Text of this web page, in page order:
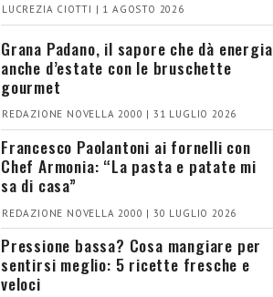
LUCREZIA CIOTTI | 1 AGOSTO 2026
Grana Padano, il sapore che dà energia
anche d’estate con le bruschette
gourmet
REDAZIONE NOVELLA 2000 | 31 LUGLIO 2026
Francesco Paolantoni ai fornelli con
Chef Armonia: “La pasta e patate mi
sa di casa”
REDAZIONE NOVELLA 2000 | 30 LUGLIO 2026
Pressione bassa? Cosa mangiare per
sentirsi meglio: 5 ricette fresche e
veloci